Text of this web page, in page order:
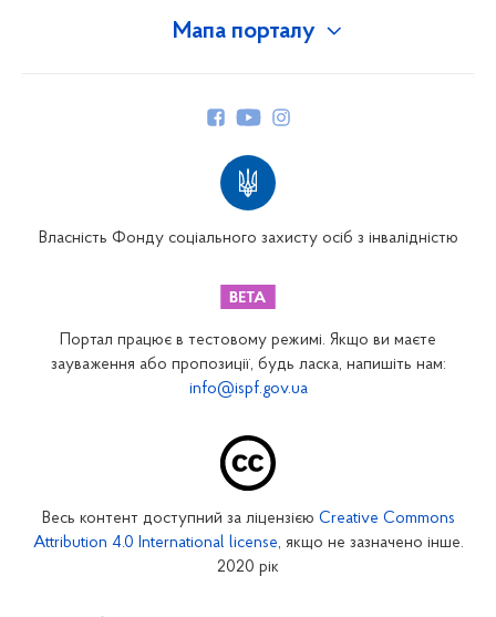
Мапа порталу
Закарпатське відділення
Запорізьке відділення
Кіровоградське відділення
Власність Фонду соціального захисту осіб з інвалідністю
Портал працює в тестовому режимі. Якщо ви маєте
зауваження або пропозиції, будь ласка, напишіть нам:
info@ispf.gov.ua
Весь контент доступний за ліцензією Creative Commons
Attribution 4.0 International license, якщо не зазначено інше.
2020 рік